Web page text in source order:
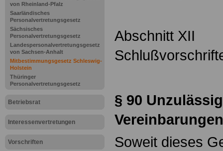
von Rheinland-Pfalz
Saarländisches
Personalvertretungsgesetz
Sächsisches
Personalvertretungsgesetz
Landespersonalvertretungsgesetz
von Sachsen-Anhalt
Mitbestimmungsgesetz Schleswig-
Holstein
Thüringer
Personalvertretungsgesetz
Betriebsrat
Interessenvertretungen
Vorschriften
Abschnitt XII
§ 90
Vereinbarungen
Soweit dieses